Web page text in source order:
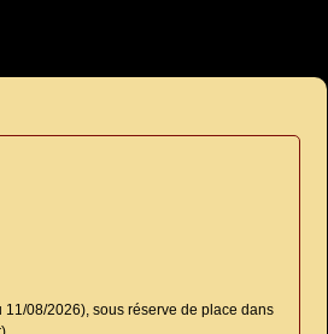
08/2026), sous réserve de place dans